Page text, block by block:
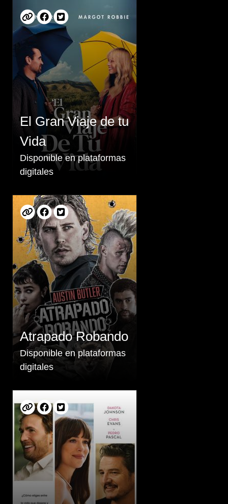
El Gran Viaje de tu
Vida
Disponible en plataformas
digitales
Atrapado Robando
Disponible en plataformas
digitales